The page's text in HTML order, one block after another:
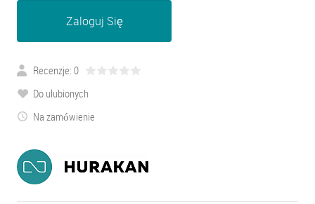
Zaloguj Się
Recenzje: 0
Do ulubionych
Na zamówienie